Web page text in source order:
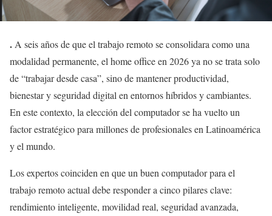
. A seis años de que el trabajo remoto se consolidara como una
modalidad permanente, el home office en 2026 ya no se trata solo
de “trabajar desde casa”, sino de mantener productividad,
bienestar y seguridad digital en entornos híbridos y cambiantes.
En este contexto, la elección del computador se ha vuelto un
factor estratégico para millones de profesionales en Latinoamérica
y el mundo.
Los expertos coinciden en que un buen computador para el
trabajo remoto actual debe responder a cinco pilares clave:
rendimiento inteligente, movilidad real, seguridad avanzada,